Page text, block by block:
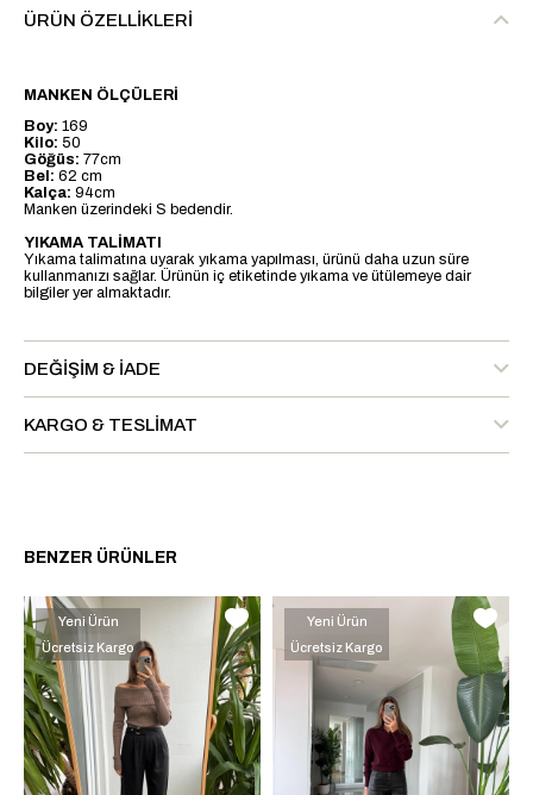
ÜRÜN ÖZELLIKLERI
MANKEN ÖLÇÜLERİ
Boy: 169
Kilo: 50
Göğüs: 77cm
Bel: 62 cm
Kalça: 94cm
Manken üzerindeki S bedendir.
YIKAMA TALİMATI
Yıkama talimatına uyarak yıkama yapılması, ürünü daha uzun süre
kullanmanızı sağlar. Ürünün iç etiketinde yıkama ve ütülemeye dair
bilgiler yer almaktadır.
DEĞIŞIM & İADE
KARGO & TESLIMAT
BENZER ÜRÜNLER
Yeni Ürün
Ücretsiz Kargo
Yeni Ürün
Ücretsiz Kargo